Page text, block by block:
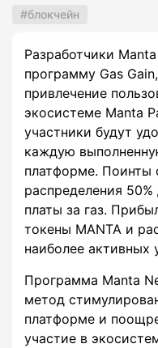
блокчейн
Разработчики
программу Gas
привлечение
экосистеме Manta
участники будут
каждую
платформе. Поинты
распределения
платы за газ.
токены MANTA и
наиболее активных
Программа Manta
метод
платформе и
участие в